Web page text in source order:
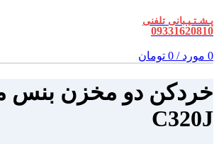
پـشـتـیـبانی تلفنی
09331620810
0 مورد /
0 تومان
C320J